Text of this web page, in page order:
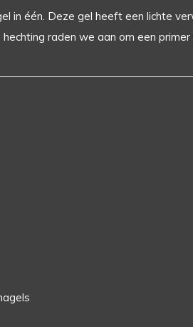
in één. Deze gel heeft een lichte
raden we aan om een ​​primer